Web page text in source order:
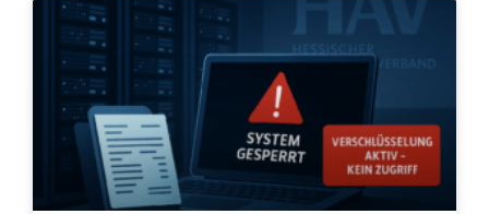
SeiteSeite
SeiteSeiteSeite Seite